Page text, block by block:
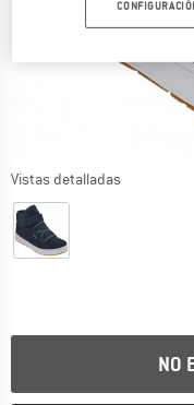
Vistas detalladas
NO